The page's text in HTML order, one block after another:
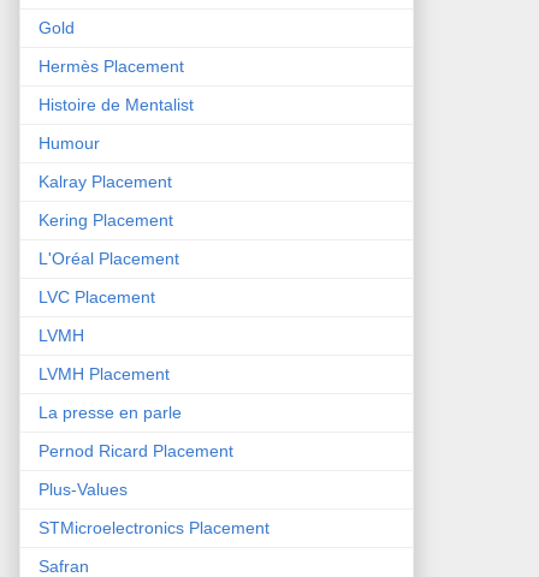
Gold
Hermès Placement
Histoire de Mentalist
Humour
Kalray Placement
Kering Placement
L'Oréal Placement
LVC Placement
LVMH
LVMH Placement
La presse en parle
Pernod Ricard Placement
Plus-Values
STMicroelectronics Placement
Safran